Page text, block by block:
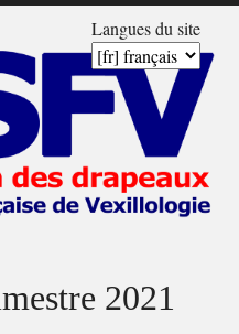
Langues du site
2021